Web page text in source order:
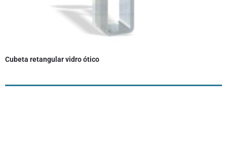
Cubeta retangular vidro ótico